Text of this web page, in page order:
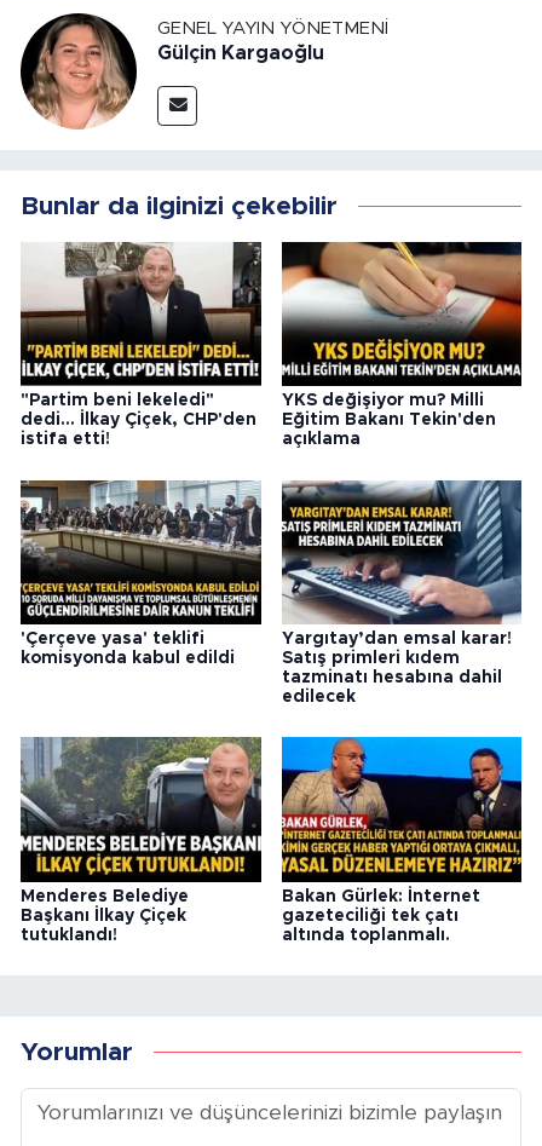
GENEL YAYIN YÖNETMENI
Gülçin Kargaoğlu
Bunlar da ilginizi çekebilir
"Partim beni lekeledi"
dedi... İlkay Çiçek, CHP'den
istifa etti!
YKS değişiyor mu? Milli
Eğitim Bakanı Tekin'den
açıklama
'Çerçeve yasa' teklifi
komisyonda kabul edildi
Yargıtay’dan emsal karar!
Satış primleri kıdem
tazminatı hesabına dahil
edilecek
Menderes Belediye
Başkanı İlkay Çiçek
tutuklandı!
Bakan Gürlek: İnternet
gazeteciliği tek çatı
altında toplanmalı.
Yorumlar